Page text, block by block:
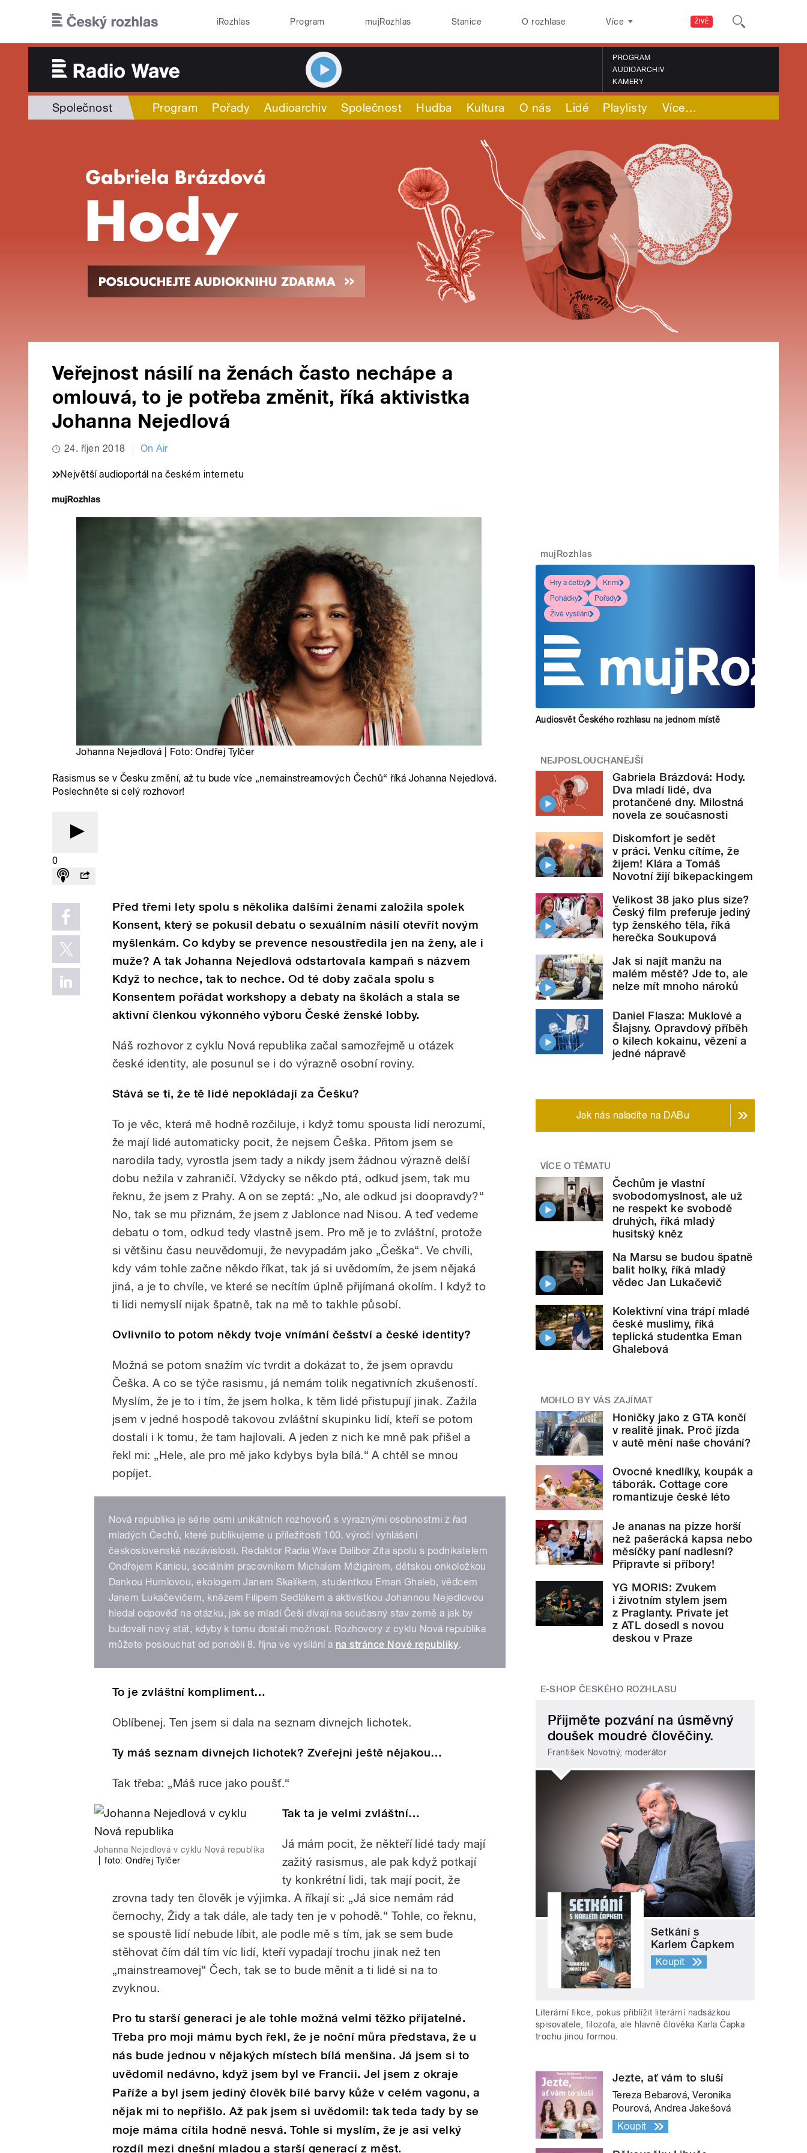
ŽIVĚ
iRozhlas Program mujRozhlas Stanice O rozhlase Více
PROGRAM
AUDIOARCHIV
KAMERY
Společnost Program Pořady Audioarchiv Společnost Hudba Kultura O nás Lidé Playlisty Více…
Veřejnost násilí na ženách často nechápe a
omlouvá, to je potřeba změnit, říká aktivistka
Johanna Nejedlová
24. říjen 2018 On Air
Největší audioportál na českém internetu
Johanna Nejedlová | Foto: Ondřej Tylčer
Rasismus se v Česku změní, až tu bude více „nemainstreamových Čechů“ říká Johanna Nejedlová.
Poslechněte si celý rozhovor!
0
Před třemi lety spolu s několika dalšími ženami založila spolek
Konsent, který se pokusil debatu o sexuálním násilí otevřít novým
myšlenkám. Co kdyby se prevence nesoustředila jen na ženy, ale i
muže? A tak Johanna Nejedlová odstartovala kampaň s názvem
Když to nechce, tak to nechce. Od té doby začala spolu s
Konsentem pořádat workshopy a debaty na školách a stala se
aktivní členkou výkonného výboru České ženské lobby.
Náš rozhovor z cyklu Nová republika začal samozřejmě u otázek
české identity, ale posunul se i do výrazně osobní roviny.
Stává se ti, že tě lidé nepokládají za Češku?
To je věc, která mě hodně rozčiluje, i když tomu spousta lidí nerozumí,
že mají lidé automaticky pocit, že nejsem Češka. Přitom jsem se
narodila tady, vyrostla jsem tady a nikdy jsem žádnou výrazně delší
dobu nežila v zahraničí. Vždycky se někdo ptá, odkud jsem, tak mu
řeknu, že jsem z Prahy. A on se zeptá: „No, ale odkud jsi doopravdy?“
No, tak se mu přiznám, že jsem z Jablonce nad Nisou. A teď vedeme
debatu o tom, odkud tedy vlastně jsem. Pro mě je to zvláštní, protože
si většinu času neuvědomuji, že nevypadám jako „Češka“. Ve chvíli,
kdy vám tohle začne někdo říkat, tak já si uvědomím, že jsem nějaká
jiná, a je to chvíle, ve které se necítím úplně přijímaná okolím. I když to
ti lidi nemyslí nijak špatně, tak na mě to takhle působí.
Ovlivnilo to potom někdy tvoje vnímání češství a české identity?
Možná se potom snažím víc tvrdit a dokázat to, že jsem opravdu
Češka. A co se týče rasismu, já nemám tolik negativních zkušeností.
Myslím, že je to i tím, že jsem holka, k těm lidé přistupují jinak. Zažila
jsem v jedné hospodě takovou zvláštní skupinku lidí, kteří se potom
dostali i k tomu, že tam hajlovali. A jeden z nich ke mně pak přišel a
řekl mi: „Hele, ale pro mě jako kdybys byla bílá.“ A chtěl se mnou
popíjet.
Nová republika je série osmi unikátních rozhovorů s výraznými osobnostmi z řad
mladých Čechů, které publikujeme u příležitosti 100. výročí vyhlášení
československé nezávislosti. Redaktor Radia Wave Dalibor Zíta spolu s podnikatelem
Ondřejem Kaniou, sociálním pracovníkem Michalem Mižigárem, dětskou onkoložkou
Dankou Humlovou, ekologem Janem Skalíkem, studentkou Eman Ghaleb, vědcem
Janem Lukačevičem, knězem Filipem Sedlákem a aktivistkou Johannou Nejedlovou
hledal odpověď na otázku, jak se mladí Češi dívají na současný stav země a jak by
budovali nový stát, kdyby k tomu dostali možnost. Rozhovory z cyklu Nová republika
můžete poslouchat od pondělí 8. října ve vysílání a na stránce Nové republiky.
To je zvláštní kompliment…
Oblíbenej. Ten jsem si dala na seznam divnejch lichotek.
Ty máš seznam divnejch lichotek? Zveřejni ještě nějakou…
Tak třeba: „Máš ruce jako poušť.“
Johanna Nejedlová v cyklu Nová republika
foto:Ondřej Tylčer
Tak ta je velmi zvláštní…
Já mám pocit, že někteří lidé tady mají
zažitý rasismus, ale pak když potkají
ty konkrétní lidi, tak mají pocit, že
zrovna tady ten člověk je výjimka. A říkají si: „Já sice nemám rád
černochy, Židy a tak dále, ale tady ten je v pohodě.“ Tohle, co řeknu,
se spoustě lidí nebude líbit, ale podle mě s tím, jak se sem bude
stěhovat čím dál tím víc lidí, kteří vypadají trochu jinak než ten
„mainstreamovej“ Čech, tak se to bude měnit a ti lidé si na to
zvyknou.
Pro tu starší generaci je ale tohle možná velmi těžko přijatelné.
Třeba pro moji mámu bych řekl, že je noční můra představa, že u
nás bude jednou v nějakých místech bílá menšina. Já jsem si to
uvědomil nedávno, když jsem byl ve Francii. Jel jsem z okraje
Paříže a byl jsem jediný člověk bílé barvy kůže v celém vagonu, a
nějak mi to nepřišlo. Až pak jsem si uvědomil: tak teda tady by se
moje máma cítila hodně nesvá. Tohle si myslím, že je asi velký
rozdíl mezi dnešní mladou a starší generací z měst.
mujRozhlas
Hry a četby
Krimi
Pohádky
Pořady
Živé vysílání
Audiosvět Českého rozhlasu na jednom místě
NEJPOSLOUCHANĚJŠÍ
Gabriela Brázdová: Hody.
Dva mladí lidé, dva
protančené dny. Milostná
novela ze současnosti
Diskomfort je sedět
v práci. Venku cítíme, že
žijem! Klára a Tomáš
Novotní žijí bikepackingem
Velikost 38 jako plus size?
Český film preferuje jediný
typ ženského těla, říká
herečka Soukupová
Jak si najít manžu na
malém městě? Jde to, ale
nelze mít mnoho nároků
Daniel Flasza: Muklové a
Šlajsny. Opravdový příběh
o kilech kokainu, vězení a
jedné nápravě
Jak nás naladíte na DABu
VÍCE O TÉMATU
Čechům je vlastní
svobodomyslnost, ale už
ne respekt ke svobodě
druhých, říká mladý
husitský kněz
Na Marsu se budou špatně
balit holky, říká mladý
vědec Jan Lukačevič
Kolektivní vina trápí mladé
české muslimy, říká
teplická studentka Eman
Ghalebová
MOHLO BY VÁS ZAJÍMAT
Honičky jako z GTA končí
v realitě jinak. Proč jízda
v autě mění naše chování?
Ovocné knedlíky, koupák a
táborák. Cottage core
romantizuje české léto
Je ananas na pizze horší
než pašerácká kapsa nebo
měsíčky paní nadlesní?
Připravte si příbory!
YG MORIS: Zvukem
i životním stylem jsem
z Praglanty. Private jet
z ATL dosedl s novou
deskou v Praze
E-SHOP ČESKÉHO ROZHLASU
Přijměte pozvání na úsměvný
doušek moudré člověčiny.
František Novotný, moderátor
Setkání s
Karlem Čapkem
Koupit
Literární fikce, pokus přiblížit literární nadsázkou
spisovatele, filozofa, ale hlavně člověka Karla Čapka
trochu jinou formou.
Jezte, ať vám to sluší
Tereza Bebarová, Veronika
Pourová, Andrea Jakešová
Koupit